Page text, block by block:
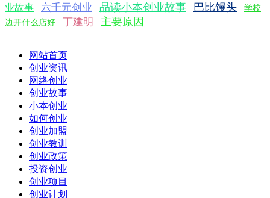
业故事
六千元创业 品读小本创业故事 巴比馒头
学校
边开什么店好
丁建明 主要原因
网站首页
创业资讯
网络创业
创业故事
小本创业
如何创业
创业加盟
创业教训
创业政策
投资创业
创业项目
创业计划